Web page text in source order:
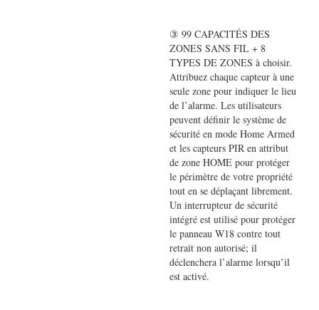
③ 99 CAPACITÉS DES
ZONES SANS FIL + 8
TYPES DE ZONES à choisir.
Attribuez chaque capteur à une
seule zone pour indiquer le lieu
de l’alarme. Les utilisateurs
peuvent définir le système de
sécurité en mode Home Armed
et les capteurs PIR en attribut
de zone HOME pour protéger
le périmètre de votre propriété
tout en se déplaçant librement.
Un interrupteur de sécurité
intégré est utilisé pour protéger
le panneau W18 contre tout
retrait non autorisé; il
déclenchera l’alarme lorsqu’il
est activé.